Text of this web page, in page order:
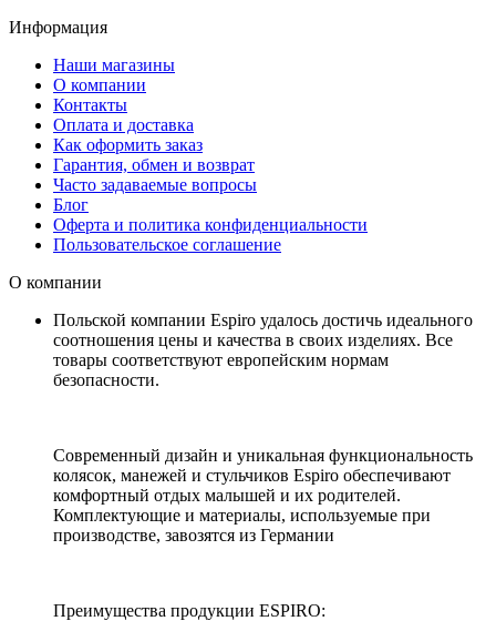
Информация
Наши магазины
О компании
Контакты
Оплата и доставка
Как оформить заказ
Гарантия, обмен и возврат
Часто задаваемые вопросы
Блог
Оферта и политика конфиденциальности
Пользовательское соглашение
О компании
Польской компании Espiro удалось достичь идеального
соотношения цены и качества в своих изделиях. Все
товары соответствуют европейским нормам
безопасности.
Современный дизайн и уникальная функциональность
колясок, манежей и стульчиков Espiro обеспечивают
комфортный отдых малышей и их родителей.
Комплектующие и материалы, используемые при
производстве, завозятся из Германии
Преимущества продукции ESPIRO: